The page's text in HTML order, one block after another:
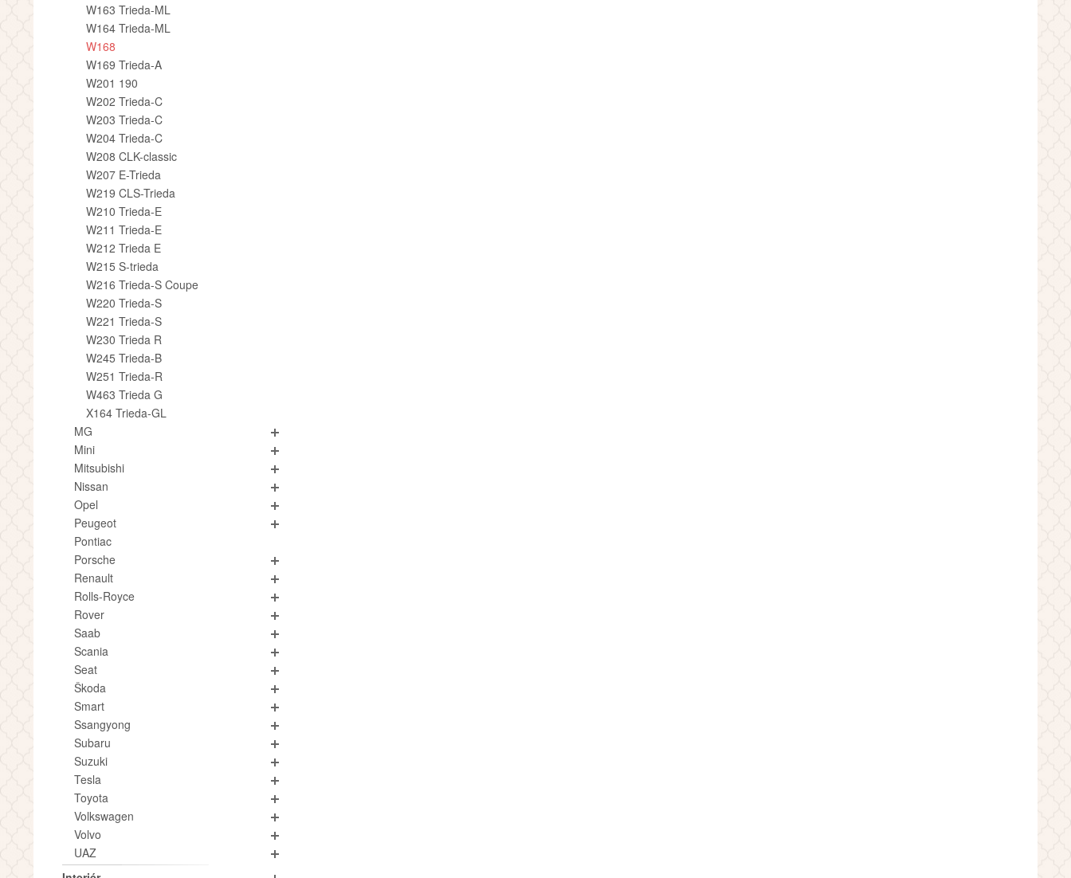
W163 Trieda-ML
W164 Trieda-ML
W168
W169 Trieda-A
W201 190
W202 Trieda-C
W203 Trieda-C
W204 Trieda-C
W208 CLK-classic
W207 E-Trieda
W219 CLS-Trieda
W210 Trieda-E
W211 Trieda-E
W212 Trieda E
W215 S-trieda
W216 Trieda-S Coupe
W220 Trieda-S
W221 Trieda-S
W230 Trieda R
W245 Trieda-B
W251 Trieda-R
W463 Trieda G
X164 Trieda-GL
MG
Mini
Mitsubishi
Nissan
Opel
Peugeot
Pontiac
Porsche
Renault
Rolls-Royce
Rover
Saab
Scania
Seat
Škoda
Smart
Ssangyong
Subaru
Suzuki
Tesla
Toyota
Volkswagen
Volvo
UAZ